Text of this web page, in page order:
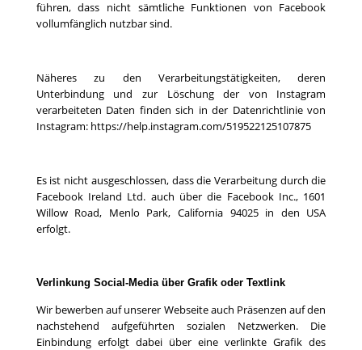
führen, dass nicht sämtliche Funktionen von Facebook
vollumfänglich nutzbar sind.
Näheres zu den Verarbeitungstätigkeiten, deren
Unterbindung und zur Löschung der von Instagram
verarbeiteten Daten finden sich in der Datenrichtlinie von
Instagram: https://help.instagram.com/519522125107875
Es ist nicht ausgeschlossen, dass die Verarbeitung durch die
Facebook Ireland Ltd. auch über die Facebook Inc., 1601
Willow Road, Menlo Park, California 94025 in den USA
erfolgt.
Verlinkung Social-Media über Grafik oder Textlink
Wir bewerben auf unserer Webseite auch Präsenzen auf den
nachstehend aufgeführten sozialen Netzwerken. Die
Einbindung erfolgt dabei über eine verlinkte Grafik des